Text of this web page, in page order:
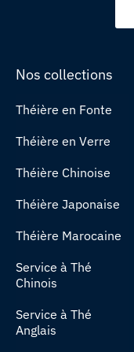
Nos collections
Théière en Fonte
Théière en Verre
Théière Chinoise
Théière Japonaise
Théière Marocaine
Service à Thé
Chinois
Service à Thé
Anglais